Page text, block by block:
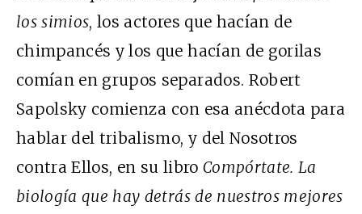
los simios, los actores que hacían de
chimpancés y los que hacían de gorilas
comían en grupos separados. Robert
Sapolsky comienza con esa anécdota para
hablar del tribalismo, y del Nosotros
contra Ellos, en su libro Compórtate. La
biología que hay detrás de nuestros mejores